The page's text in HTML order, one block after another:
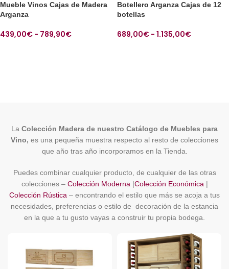
Mueble Vinos Cajas de Madera
Arganza
439,00€ - 789,90€
Botellero Arganza Cajas de 12
botellas
689,00€ - 1.135,00€
La Colección Madera de nuestro Catálogo de Muebles para
Vino, es una pequeña muestra respecto al resto de colecciones
que año tras año incorporamos en la Tienda.
Puedes combinar cualquier producto, de cualquier de las otras
colecciones – Colección Moderna|Colección Económica|
Colección Rústica – encontrando el estilo que más se acoja a tus
necesidades, preferencias o estilo de decoración de la estancia
en la que a tu gusto vayas a construir tu propia bodega.